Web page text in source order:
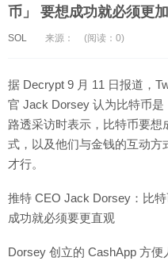
币」 要想成功就必须更
SOL 来源： (阅读：0)
据 Decrypt 9 月 11 日报道，
官 Jack Dorsey 认为比特币
路透采访时表示，比特币要
式，以及他们与金钱的互动方
才行。
推特 CEO Jack Dorsey：比
成功就必须要更直观
Dorsey 创立的 CashApp 方